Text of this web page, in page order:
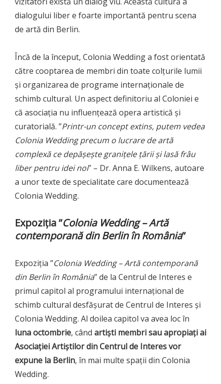
dialogului liber e foarte importantă pentru scena
de artă din Berlin.
Încă de la început, Colonia Wedding a fost orientată
către cooptarea de membri din toate colțurile lumii
și organizarea de programe internaționale de
schimb cultural. Un aspect definitoriu al Coloniei e
că asociația nu influențează opera artistică și
curatorială. ”Printr-un concept extins, putem vedea
Colonia Wedding precum o lucrare de artă
complexă ce depășește granițele țării și lasă frâu
liber pentru idei noi” – Dr. Anna E. Wilkens, autoare
a unor texte de specialitate care documentează
Colonia Wedding.
Expoziția ”Colonia Wedding – Artă
contemporană din Berlin în România”
Expoziția ”Colonia Wedding – Artă contemporană
din Berlin în România” de la Centrul de Interes e
primul capitol al programului internațional de
schimb cultural desfășurat de Centrul de Interes și
Colonia Wedding. Al doilea capitol va avea loc în
luna octombrie, când artiști membri sau apropiați ai
Asociației Artiștilor din Centrul de Interes vor
expune la Berlin, în mai multe spații din Colonia
Wedding.